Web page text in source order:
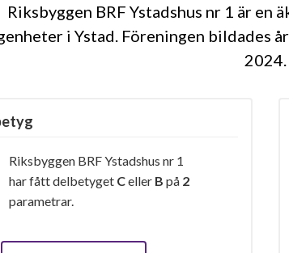
Riksbyggen BRF Ystadshus nr 1 är
i Ystad. Föreningen bildades
2024
Riksbyggen BRF Ystadshus nr 1
har fått delbetyget Celler B på 2
parametrar.